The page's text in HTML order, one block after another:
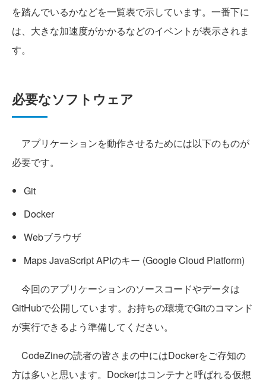
を踏んでいるかなどを一覧表で示しています。一番下に
は、大きな加速度がかかるなどのイベントが表示されま
す。
必要なソフトウェア
アプリケーションを動作させるためには以下のものが
必要です。
Git
Docker
Webブラウザ
Maps JavaScript APIのキー (Google Cloud Platform)
今回のアプリケーションのソースコードやデータは
GitHubで公開しています。お持ちの環境でGitのコマンド
が実行できるよう準備してください。
CodeZineの読者の皆さまの中にはDockerをご存知の
方は多いと思います。Dockerはコンテナと呼ばれる仮想